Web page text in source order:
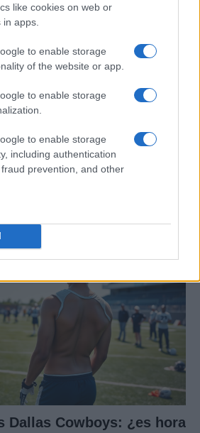
like cookies on web or
apps.
to enable storage
of the website or app.
to enable storage
to enable storage
including authentication
prevention, and other
el atentado que
en 1980
Dallas Cowboys: ¿es hora